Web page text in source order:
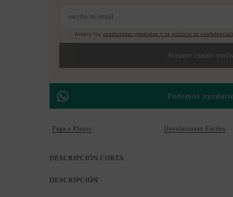
Acepto las condiciones generales y la política de
Avisame cuando
Podemos ayudarte
Paga a Plazos Devoluciones Fáciles
DESCRIPCIÓN CORTA
DESCRIPCIÓN